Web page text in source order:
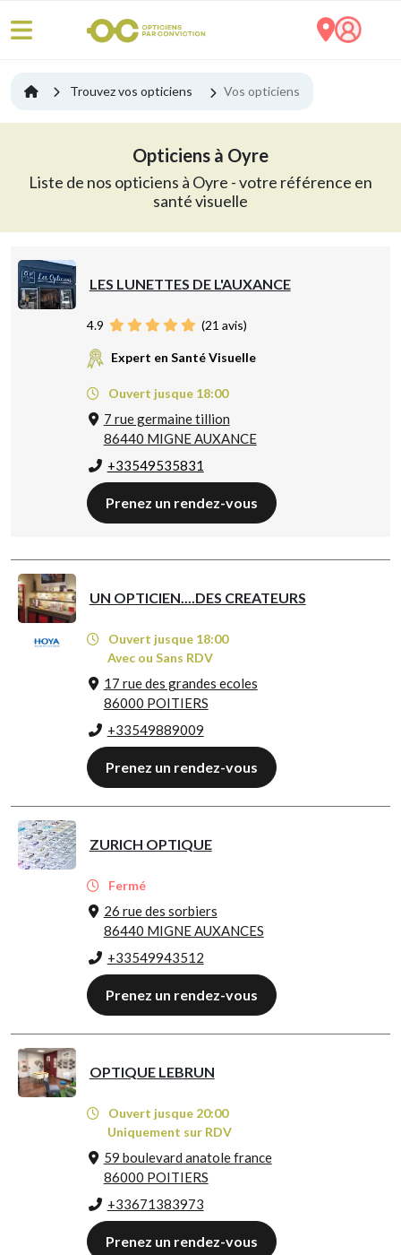
Trouvez vos opticiens Vos opticiens
Opticiens à Oyre
Liste de nos opticiens à Oyre - votre référence en
santé visuelle
LES LUNETTES DE L'AUXANCE
4.9 (21 avis)
Expert en Santé Visuelle
Ouvert jusque 18:00
7 rue germaine tillion
86440 MIGNE AUXANCE
+33549535831
Prenez un rendez-vous
UN OPTICIEN....DES CREATEURS
Ouvert jusque 18:00
Avec ou Sans RDV
17 rue des grandes ecoles
86000 POITIERS
+33549889009
Prenez un rendez-vous
ZURICH OPTIQUE
Fermé
26 rue des sorbiers
86440 MIGNE AUXANCES
+33549943512
Prenez un rendez-vous
OPTIQUE LEBRUN
Ouvert jusque 20:00
Uniquement sur RDV
59 boulevard anatole france
86000 POITIERS
+33671383973
Prenez un rendez-vous